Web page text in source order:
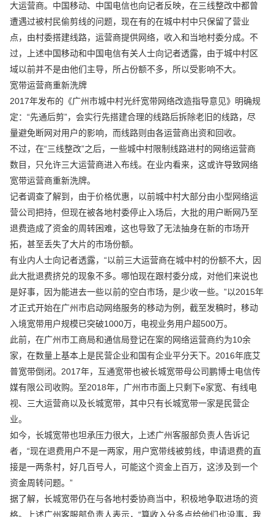
大运营商。中国移动、中国电信也向记者反映，在三线整改中都曾
遭遇过被村民偷剪线的问题，现在有的在城中村中只保留了营业
点，由村委搭建线路，运营商提供网络，收入和当地村委分成。不
过，上述中国移动和中国电信有关人士向记者透露，由于城中村区
域以前并不是由他们主导，所占份额不多，所以受影响不大。
宽带运营商重新洗牌
2017年发布的《广州市城中村光纤宽带网络改造指导意见》明确规
定：“先通后剪”，会实行先搭建合理的线路后拆除老旧的线路，尽
量避免断网对用户的影响，而线路则由各运营商出资和回收。
不过，在“三线整改”之后，一些城中村限制线路进村的网络运营商
数目，只允许三大运营商进入布线。在业内看来，这或许导致网络
宽带运营商重新洗牌。
记者调查了解到，由于价格优惠，以前城中村大部分由小型网络运
营公司把持，但现在被各地村委停止入场后，大批的用户断网乃至
退费造成了资金的周转困难，这也导致了无法抽身在新的市场开
拓，甚至丢失了大片的市场份额。
有业内人士向记者透露，“以前三大运营商在城中村的份额不大，因
此大批退费挤兑的现象不多。哪怕现在跟村委分成，对他们来说也
是好事，因为能进去一些以前的空白市场，是少收一些。”以2015年
才正式开始在广州市启动网络服务的移动为例，截至发稿时，移动
入境宽带用户规模已突破1000万，电视业务用户超500万。
此前，在广州市工商局和通信局登记在案的网络运营商约为10余
家，在数量上基本上是民营企业和国有企业平分天下。2016年底艾
普宽带倒闭。2017年，互通宽带也被长城宽带母公司鹏博士电信传
媒有限公司收购。至2018年，广州市市面上只剩下e家宽、有线电
视、三大运营商以及长城宽带，其中只有长城宽带一家是民营企
业。
如今，长城宽带也坦承压力很大，上述广州客服部负责人告诉记
者，“现在退费用户不是一两家，用户宽带线被剪线，申请退费的直
接是一两条村，好几百号人，可能这个资金上百万，这涉及到一个
资金周转问题。”
据了解，长城宽带仍在与各地村委协商当中，积极地争取进场的资
格。上述广州客服部负责人表示，“算收入分多点给他们也没事，我